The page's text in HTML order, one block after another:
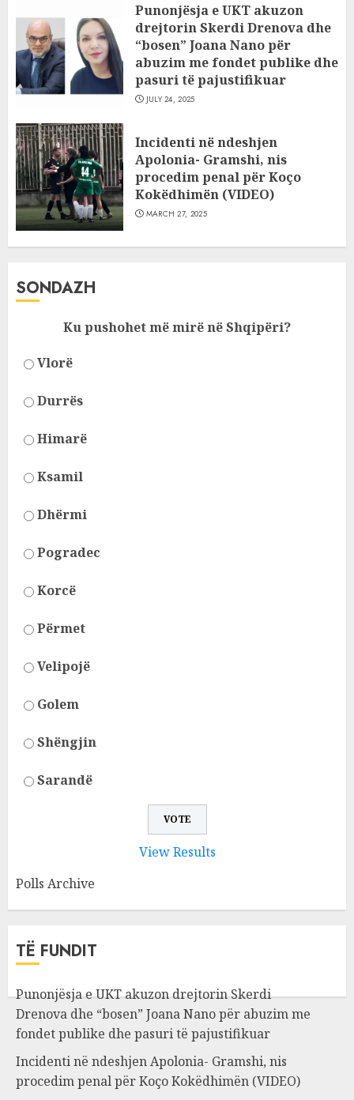
Punonjësja e UKT akuzon
drejtorin Skerdi Drenova dhe
“bosen” Joana Nano për
abuzim me fondet publike dhe
pasuri të pajustifikuar
JULY 24, 2025
Incidenti në ndeshjen
Apolonia- Gramshi, nis
procedim penal për Koço
Kokëdhimën (VIDEO)
MARCH 27, 2025
SONDAZH
Ku pushohet më mirë në Shqipëri?
Vlorë
Durrës
Himarë
Ksamil
Dhërmi
Pogradec
Korcë
Përmet
Velipojë
Golem
Shëngjin
Sarandë
View Results
Polls Archive
TË FUNDIT
Punonjësja e UKT akuzon drejtorin Skerdi
Drenova dhe “bosen” Joana Nano për abuzim me
fondet publike dhe pasuri të pajustifikuar
Incidenti në ndeshjen Apolonia- Gramshi, nis
procedim penal për Koço Kokëdhimën (VIDEO)